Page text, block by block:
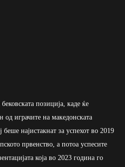
позиција, каде ќе
играчите на македонската
беше најистакнат за успехот во 2019
првенство, а потоа успесите
која во 2023 година го